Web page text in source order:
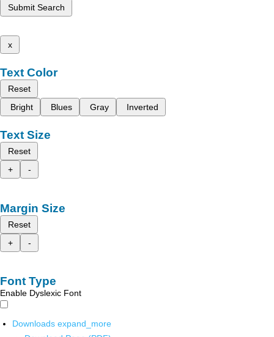
Submit Search
x
Text Color
Reset
Bright
Blues Gray Inverted
Text Size
Reset
+
-
Margin Size
Reset
+
-
Font Type
Enable Dyslexic Font
Downloads expand_more